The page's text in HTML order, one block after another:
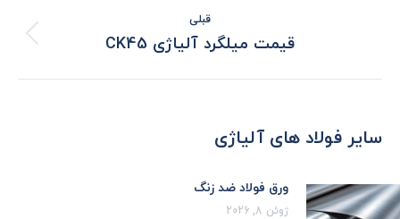
قبلی
نوشته
قبلی:
قیمت میلگرد آلیاژی CK45
سایر فولاد های آلیاژی
ورق فولاد ضد زنگ
ژوئن 8, 2026